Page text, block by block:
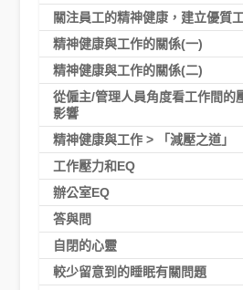
關注員工的精神健康，建立優質
精神健康與工作的關係(一)
精神健康與工作的關係(二)
從僱主/管理人員角度看工作間的
影響
精神健康與工作 > 「減壓之道」
工作壓力和EQ
辦公室EQ
答與問
自閉的心靈
較少留意到的睡眠有關問題